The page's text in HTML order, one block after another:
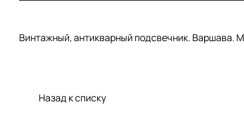
Винтажный, антикварный подсвечник. Варшава.
Назад к списку